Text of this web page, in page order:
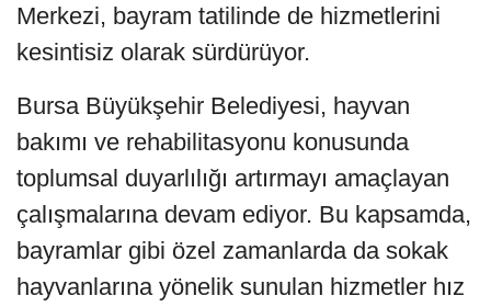
Merkezi, bayram tatilinde de hizmetlerini
kesintisiz olarak sürdürüyor.
Bursa Büyükşehir Belediyesi, hayvan
bakımı ve rehabilitasyonu konusunda
toplumsal duyarlılığı artırmayı amaçlayan
çalışmalarına devam ediyor. Bu kapsamda,
bayramlar gibi özel zamanlarda da sokak
hayvanlarına yönelik sunulan hizmetler hız